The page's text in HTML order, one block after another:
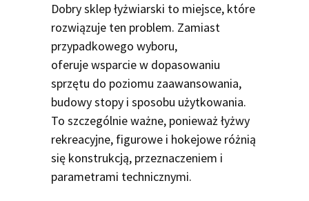
Dobry sklep łyżwiarski to miejsce, które
rozwiązuje ten problem. Zamiast
przypadkowego wyboru,
oferuje wsparcie w dopasowaniu
sprzętu do poziomu zaawansowania,
budowy stopy i sposobu użytkowania.
To szczególnie ważne, ponieważ łyżwy
rekreacyjne, figurowe i hokejowe różnią
się konstrukcją, przeznaczeniem i
parametrami technicznymi.